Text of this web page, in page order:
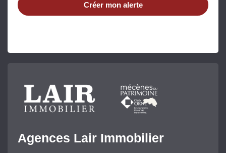
Créer mon alerte
Agences Lair Immobilier